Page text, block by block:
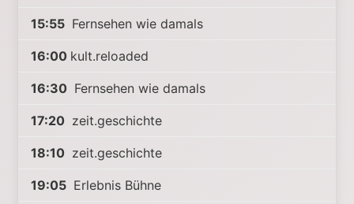
15:55 Fernsehen wie damals
16:00 kult.reloaded
16:30 Fernsehen wie damals
17:20 zeit.geschichte
18:10 zeit.geschichte
19:05 Erlebnis Bühne